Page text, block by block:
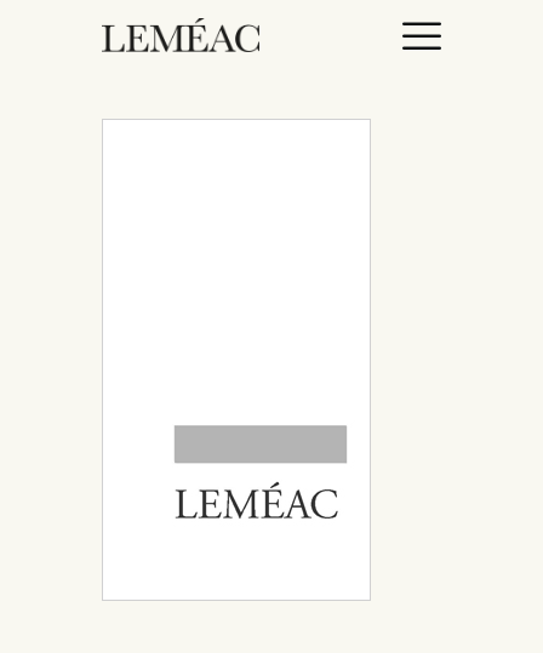
À PROPOS